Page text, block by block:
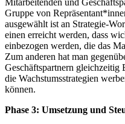
Gruppe von
ausgewählt ist an Strategie-
einen erreicht werden, dass
einbezogen werden, die das
Zum anderen hat man
Geschäftspartnern
die Wachstumsstrategien
können.
Phase 3: Umsetzung und